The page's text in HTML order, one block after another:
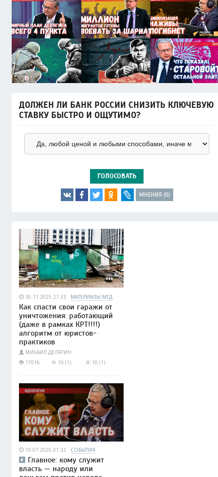
ДОЛЖЕН ЛИ БАНК РОССИИ СНИЗИТЬ КЛЮЧЕВУЮ
СТАВКУ БЫСТРО И ОЩУТИМО?
ГОЛОСОВАТЬ
МНЕНИЯ (0)
30.11.2025 21:33 МАТЕРИАЛЫ МГД
Как спасти свои гаражи от
уничтожения: работающий
(даже в рамках КРТ!!!!)
алгоритм от юристов-
практиков
МИХАИЛ ДЕЛЯГИН
17016
10 (1) 10 (1)
10.07.2025 01:32 СОБЫТИЯ
Главное: кому служит
власть — народу или